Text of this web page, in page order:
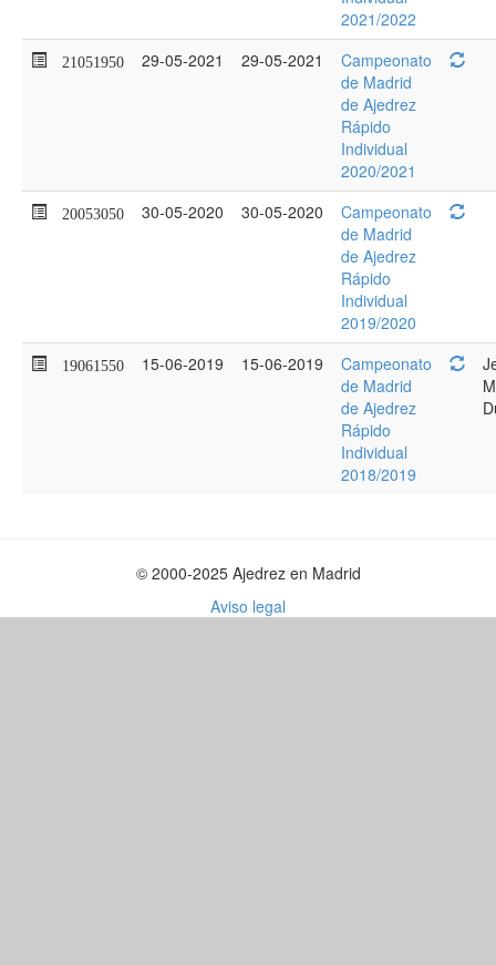
2021/2022
21051950 29-05-2021 29-05-2021
Campeonato
de Madrid
de Ajedrez
Rápido
Individual
2020/2021
20053050 30-05-2020 30-05-2020
Campeonato
de Madrid
de Ajedrez
Rápido
Individual
2019/2020
19061550 15-06-2019 15-06-2019
Campeonato
de Madrid
de Ajedrez
Rápido
Individual
2018/2019
© 2000-2025 Ajedrez en Madrid
Aviso legal